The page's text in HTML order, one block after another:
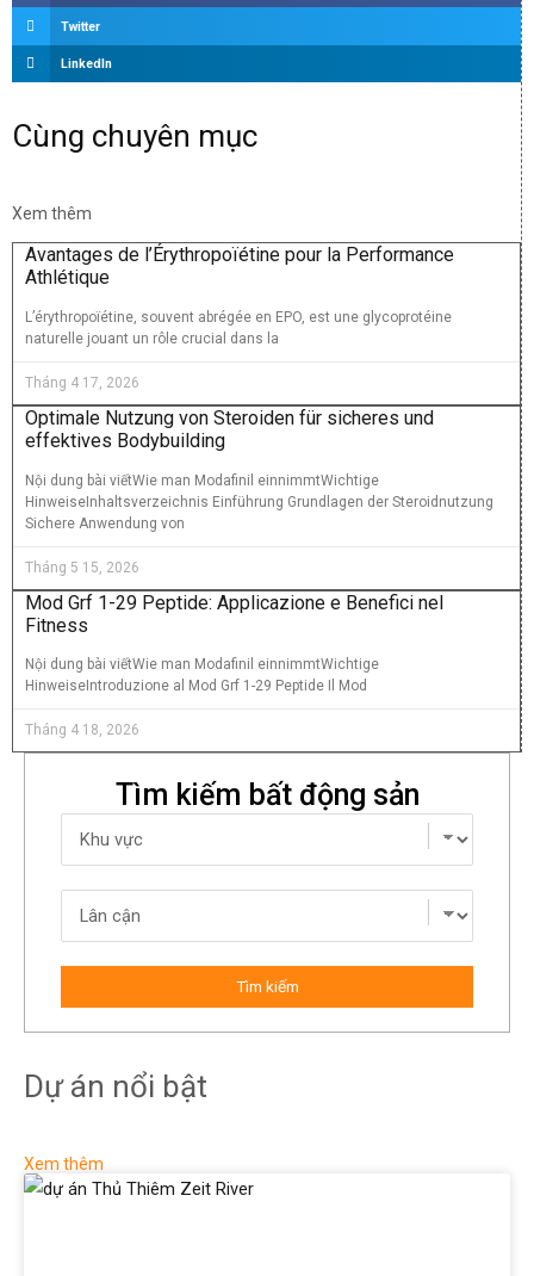
Twitter
LinkedIn
Cùng chuyên mục
Xem thêm
Avantages de l’Érythropoïétine pour la Performance
Athlétique
L’érythropoïétine, souvent abrégée en EPO, est une glycoprotéine
naturelle jouant un rôle crucial dans la
Tháng 4 17, 2026
Optimale Nutzung von Steroiden für sicheres und
effektives Bodybuilding
Nội dung bài viếtWie man Modafinil einnimmtWichtige
HinweiseInhaltsverzeichnis Einführung Grundlagen der Steroidnutzung
Sichere Anwendung von
Tháng 5 15, 2026
Mod Grf 1-29 Peptide: Applicazione e Benefici nel
Fitness
Nội dung bài viếtWie man Modafinil einnimmtWichtige
HinweiseIntroduzione al Mod Grf 1-29 Peptide Il Mod
Tháng 4 18, 2026
Tìm kiếm bất động sản
Tìm kiếm
Dự án nổi bật
Xem thêm